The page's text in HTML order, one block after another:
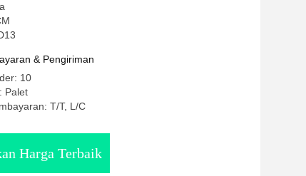
& Pengiriman
10
Palet
T/T, L/C
Harga Terbaik